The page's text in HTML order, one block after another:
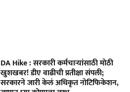
DA Hike : सरकारी कर्मचाऱ्यांसाठी मोठी
खुशखबर! डीए वाढीची प्रतीक्षा संपली;
सरकारने जारी केलं अधिकृत नोटिफिकेशन,